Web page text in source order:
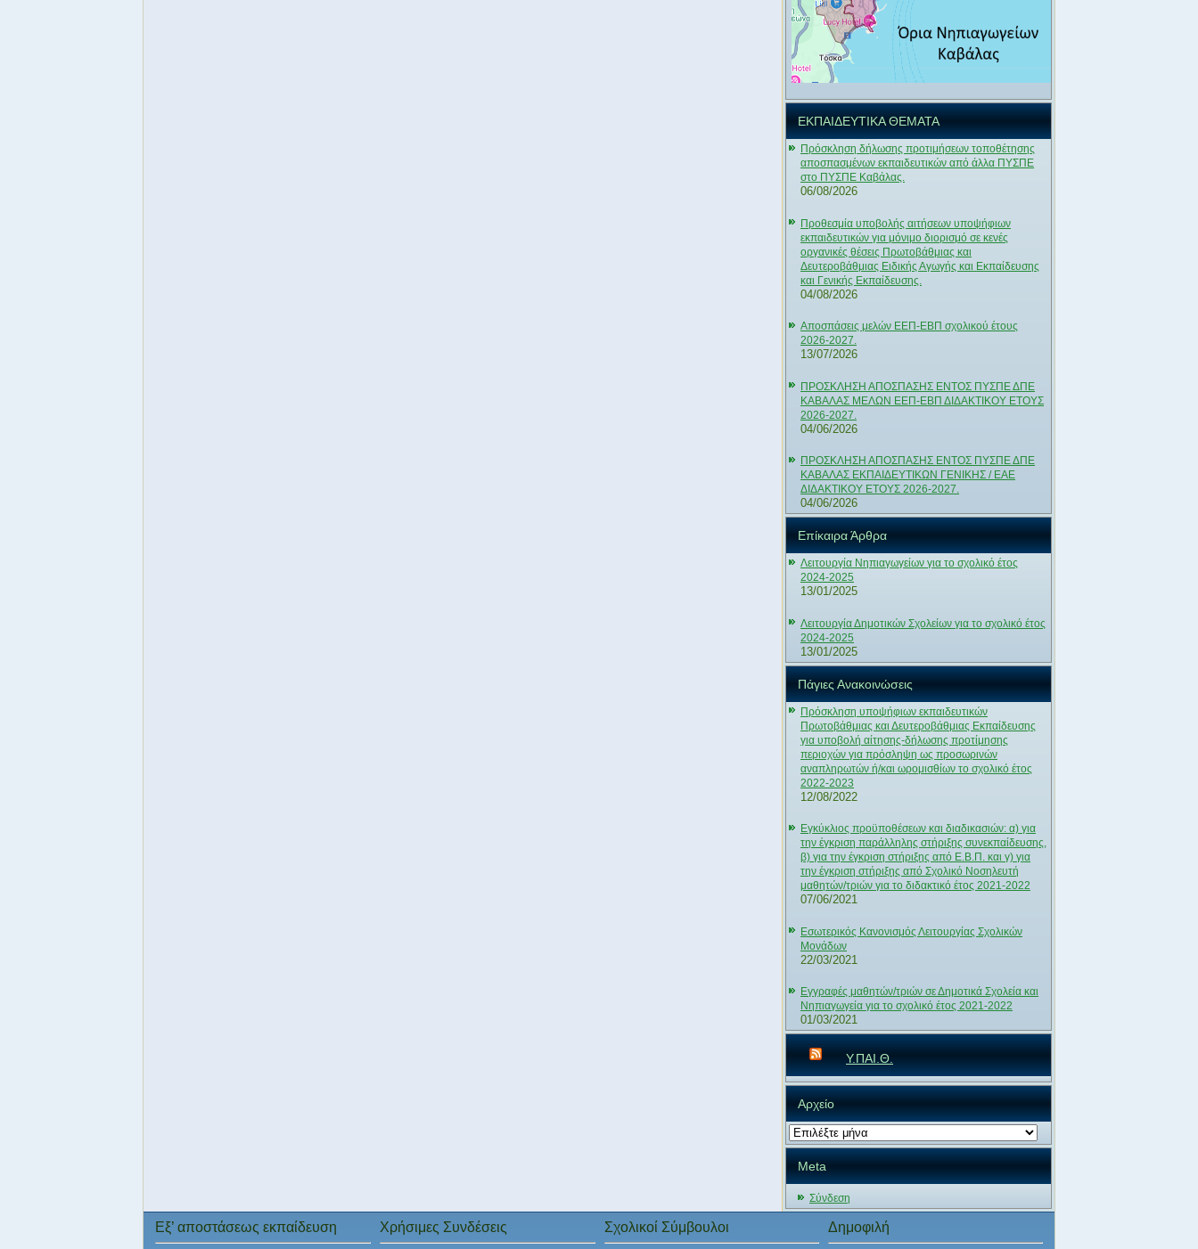
ΕΚΠΑΙΔΕΥΤΙΚΑ ΘΕΜΑΤΑ
Πρόσκληση δήλωσης προτιμήσεων τοποθέτησης
αποσπασμένων εκπαιδευτικών από άλλα ΠΥΣΠΕ
στο ΠΥΣΠΕ Καβάλας.
06/08/2026
Προθεσμία υποβολής αιτήσεων υποψήφιων
εκπαιδευτικών για μόνιμο διορισμό σε κενές
οργανικές θέσεις Πρωτοβάθμιας και
Δευτεροβάθμιας Ειδικής Αγωγής και Εκπαίδευσης
και Γενικής Εκπαίδευσης.
04/08/2026
Αποσπάσεις μελών ΕΕΠ-ΕΒΠ σχολικού έτους
2026-2027.
13/07/2026
ΠΡΟΣΚΛΗΣΗ ΑΠΟΣΠΑΣΗΣ ΕΝΤΟΣ ΠΥΣΠΕ ΔΠΕ
ΚΑΒΑΛΑΣ ΜΕΛΩΝ ΕΕΠ-ΕΒΠ ΔΙΔΑΚΤΙΚΟΥ ΕΤΟΥΣ
2026-2027.
04/06/2026
ΠΡΟΣΚΛΗΣΗ ΑΠΟΣΠΑΣΗΣ ΕΝΤΟΣ ΠΥΣΠΕ ΔΠΕ
ΚΑΒΑΛΑΣ ΕΚΠΑΙΔΕΥΤΙΚΩΝ ΓΕΝΙΚΗΣ / ΕΑΕ
ΔΙΔΑΚΤΙΚΟΥ ΕΤΟΥΣ 2026-2027.
04/06/2026
Επίκαιρα Άρθρα
Λειτουργία Νηπιαγωγείων για το σχολικό έτος
2024-2025
13/01/2025
Λειτουργία Δημοτικών Σχολείων για το σχολικό έτος
2024-2025
13/01/2025
Πάγιες Ανακοινώσεις
Πρόσκληση υποψήφιων εκπαιδευτικών
Πρωτοβάθμιας και Δευτεροβάθμιας Εκπαίδευσης
για υποβολή αίτησης-δήλωσης προτίμησης
περιοχών για πρόσληψη ως προσωρινών
αναπληρωτών ή/και ωρομισθίων το σχολικό έτος
2022-2023
12/08/2022
Εγκύκλιος προϋποθέσεων και διαδικασιών: α) για
την έγκριση παράλληλης στήριξης συνεκπαίδευσης,
β) για την έγκριση στήριξης από Ε.Β.Π. και γ) για
την έγκριση στήριξης από Σχολικό Νοσηλευτή
μαθητών/τριών για το διδακτικό έτος 2021-2022
07/06/2021
Εσωτερικός Κανονισμός Λειτουργίας Σχολικών
Μονάδων
22/03/2021
Εγγραφές μαθητών/τριών σε Δημοτικά Σχολεία και
Νηπιαγωγεία για το σχολικό έτος 2021-2022
01/03/2021
Υ.ΠΑΙ.Θ.
Αρχείο
Αρχείο
Meta
Σύνδεση
Εξ’ αποστάσεως εκπαίδευση Χρήσιμες Συνδέσεις Σχολικοί Σύμβουλοι Δημοφιλή